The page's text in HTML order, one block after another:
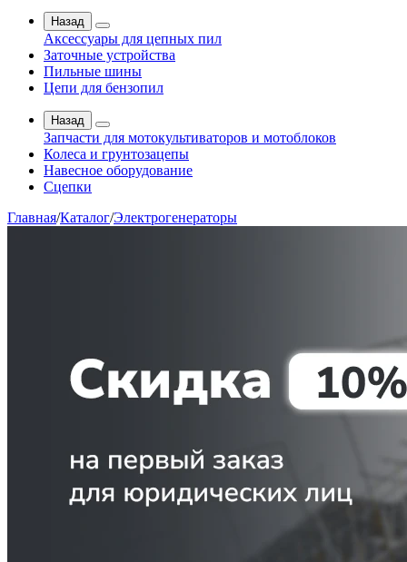
Назад
Аксессуары для цепных пил
Заточные устройства
Пильные шины
Цепи для бензопил
Назад
Запчасти для мотокультиваторов и мотоблоков
Колеса и грунтозацепы
Навесное оборудование
Сцепки
Главная/Каталог/Электрогенераторы